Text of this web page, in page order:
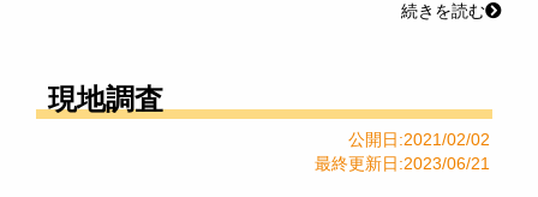
続きを読む
現地調査
公開日:2021/02/02
最終更新日:2023/06/21